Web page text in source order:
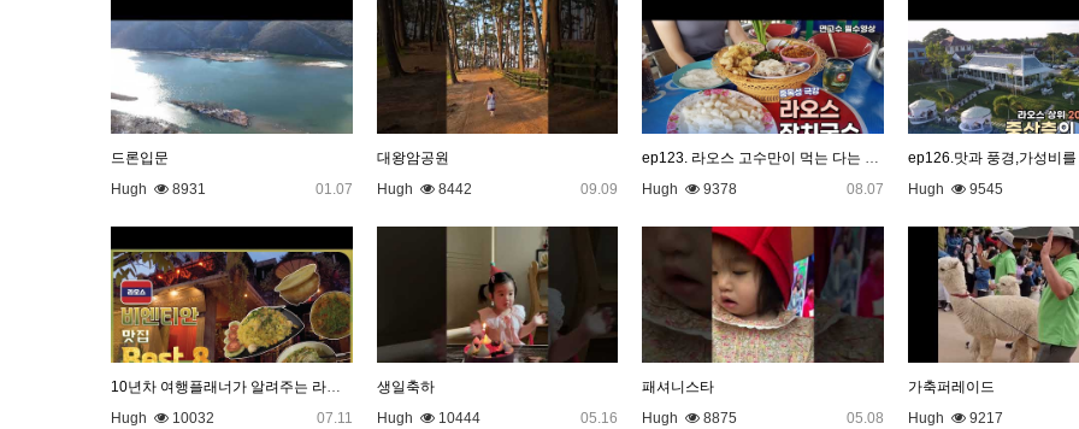
드론입문
Hugh
8931 01.07
대왕암공원
Hugh
8442 09.09
ep123. 라오스 고수만이 먹는 다는 전설의 국수
Hugh
9378 08.07 Hugh 9545
10년차 여행플래너가 알려주는 라오스 비엔티안 맛집 BEST 8
Hugh
10032 07.11
생일축하
Hugh
10444 05.16
패셔니스타
Hugh
8875 05.08
가축퍼레이드
Hugh
9217